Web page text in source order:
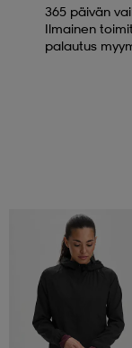
365 päivän
Ilmainen
palautus